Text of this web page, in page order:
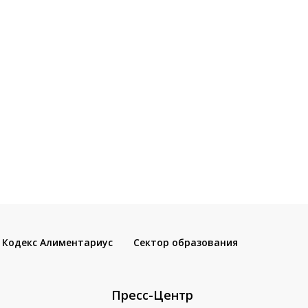
Кодекс Алиментариус Сектор образования
Пресс-Центр